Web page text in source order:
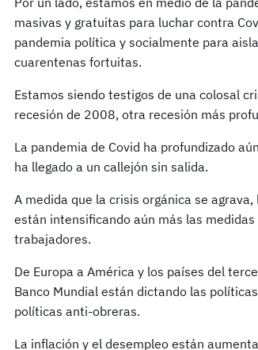
masivas y gratuitas para luchar contra
pandemia política y socialmente para
cuarentenas fortuitas.
Estamos siendo testigos de una colosal
recesión de 2008, otra recesión más
La pandemia de Covid ha profundizado
ha llegado a un callejón sin salida.
A medida que la crisis orgánica se
están intensificando aún más las
trabajadores.
De Europa a América y los países del
Banco Mundial están dictando las
políticas anti-obreras.
La inflación y el desempleo están